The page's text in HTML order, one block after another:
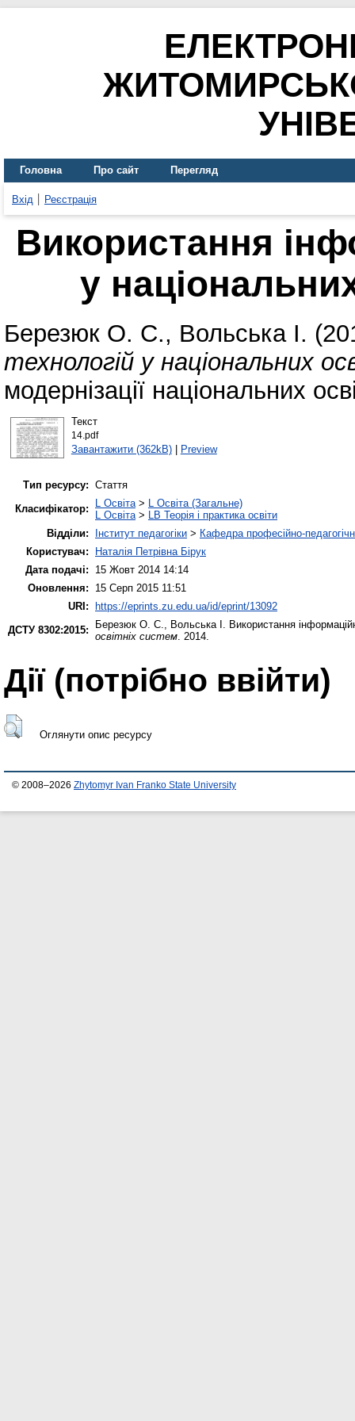
Головна Про сайт Перегляд
Вхід Реєстрація
Використання
у
Березюк О. С., Вольська І.
технологій у національних
модернізації національних
Текст
14.pdf
Завантажити (362kB)| Preview
Тип ресурсу: Стаття
Класифікатор:
L Освіта> L Освіта (Загальне)
L Освіта> LB Теорія і практика освіти
Відділи:
Інститут педагогіки > Кафедра професійно-
Користувач:
Наталія Петрівна Бірук
Дата подачі:
15 Жовт 2014 14:14
Оновлення:
15 Серп 2015 11:51
URI:
https://eprints.zu.edu.ua/id/eprint/13092
ДСТУ 8302:2015:
Березюк О. С., Вольська І. Використання
освітніх систем. 2014.
Дії ​​(потрібно ввійти)
Оглянути опис ресурсу
© 2008–2026 Zhytomyr Ivan Franko State University